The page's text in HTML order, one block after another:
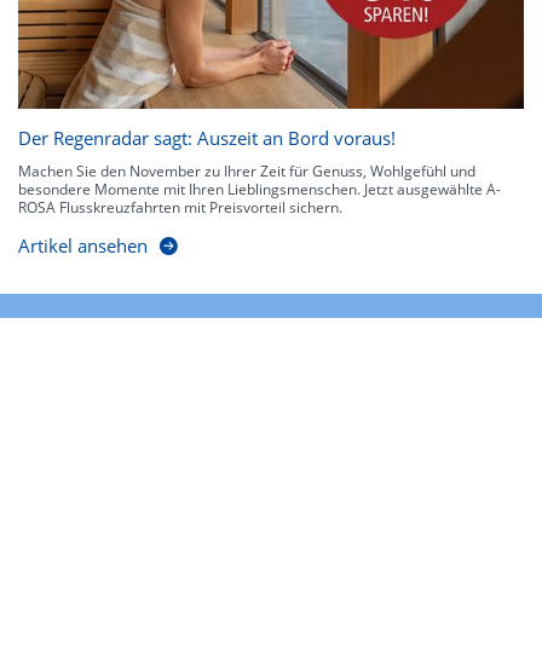
Der Regenradar sagt: Auszeit an Bord voraus!
Machen Sie den November zu Ihrer Zeit für Genuss, Wohlgefühl und
besondere Momente mit Ihren Lieblingsmenschen. Jetzt ausgewählte A-
ROSA Flusskreuzfahrten mit Preisvorteil sichern.
Artikel ansehen